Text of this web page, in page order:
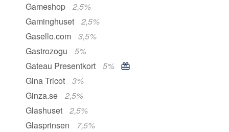
Gameshop
2,5%
Gaminghuset
2,5%
Gasello.com
3,5%
Gastrozogu
5%
Gateau Presentkort
5%
Gina Tricot
3%
Ginza.se
2,5%
Glashuset
2,5%
Glasprinsen
7,5%